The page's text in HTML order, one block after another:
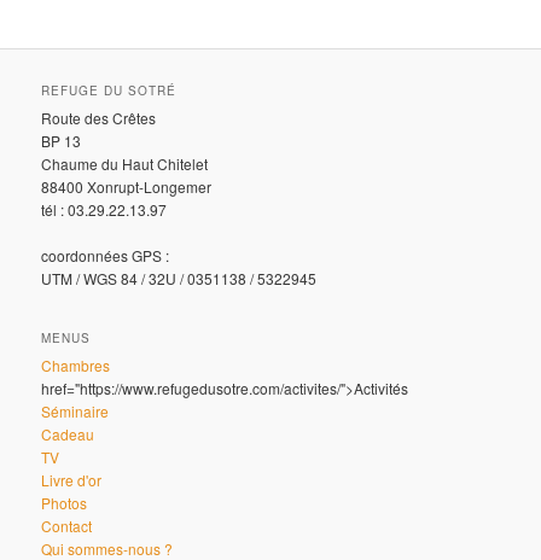
REFUGE DU SOTRÉ
Route des Crêtes
BP 13
Chaume du Haut Chitelet
88400 Xonrupt-Longemer
tél : 03.29.22.13.97
coordonnées GPS :
UTM / WGS 84 / 32U / 0351138 / 5322945
MENUS
Chambres
href="https://www.refugedusotre.com/activites/">Activités
Séminaire
Cadeau
TV
Livre d'or
Photos
Contact
Qui sommes-nous ?